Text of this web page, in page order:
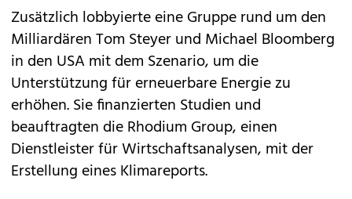
Zusätzlich lobbyierte eine Gruppe rund um den
Milliardären Tom Steyer und Michael Bloomberg
in den USA mit dem Szenario, um die
Unterstützung für erneuerbare Energie zu
erhöhen. Sie finanzierten Studien und
beauftragten die Rhodium Group, einen
Dienstleister für Wirtschaftsanalysen, mit der
Erstellung eines Klimareports.